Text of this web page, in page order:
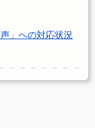
」への対応状況